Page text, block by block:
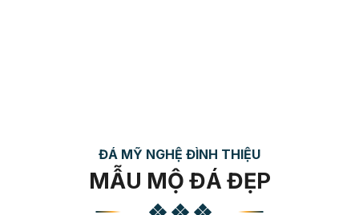
ĐÁ MỸ NGHỆ ĐÌNH THIỆU
MẪU MỘ ĐÁ ĐẸP